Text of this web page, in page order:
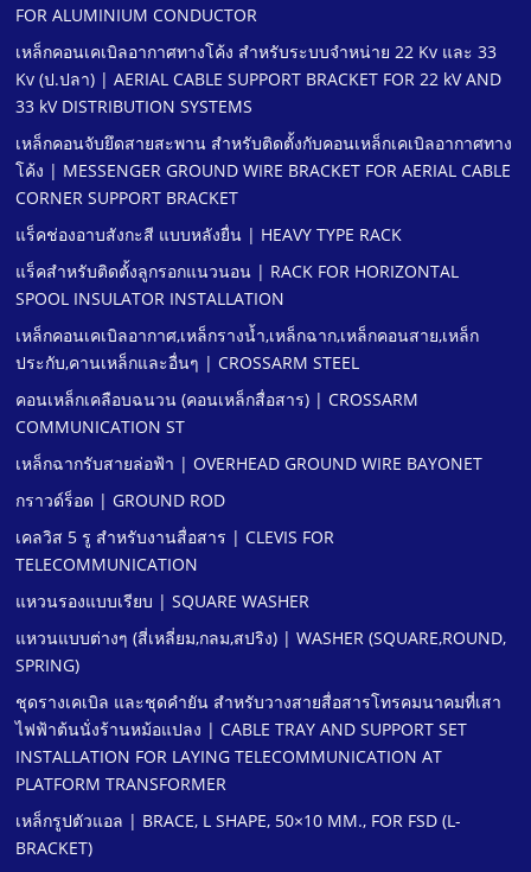
FOR ALUMINIUM CONDUCTOR
เหล็กคอนเคเบิลอากาศทางโค้ง สําหรับระบบจําหน่าย 22 Kv และ 33
Kv (ป.ปลา) | AERIAL CABLE SUPPORT BRACKET FOR 22 kV AND
33 kV DISTRIBUTION SYSTEMS
เหล็กคอนจับยึดสายสะพาน สําหรับติดตั้งกับคอนเหล็กเคเบิลอากาศทาง
โค้ง | MESSENGER GROUND WIRE BRACKET FOR AERIAL CABLE
CORNER SUPPORT BRACKET
แร็คช่องอาบสังกะสี แบบหลังยื่น | HEAVY TYPE RACK
แร็คสําหรับติดตั้งลูกรอกแนวนอน | RACK FOR HORIZONTAL
SPOOL INSULATOR INSTALLATION
เหล็กคอนเคเบิลอากาศ,เหล็กรางนํ้า,เหล็กฉาก,เหล็กคอนสาย,เหล็ก
ประกับ,คานเหล็กและอื่นๆ | CROSSARM STEEL
คอนเหล็กเคลือบฉนวน (คอนเหล็กสื่อสาร) | CROSSARM
COMMUNICATION ST
เหล็กฉากรับสายล่อฟ้า | OVERHEAD GROUND WIRE BAYONET
กราวด์ร็อด | GROUND ROD
เคลวิส 5 รู สําหรับงานสื่อสาร | CLEVIS FOR
TELECOMMUNICATION
แหวนรองแบบเรียบ | SQUARE WASHER
แหวนแบบต่างๆ (สี่เหลี่ยม,กลม,สปริง) | WASHER (SQUARE,ROUND,
SPRING)
ชุดรางเคเบิล และชุดคํายัน สําหรับวางสายสื่อสารโทรคมนาคมที่เสา
ไฟฟ้าต้นนั่งร้านหม้อแปลง | CABLE TRAY AND SUPPORT SET
INSTALLATION FOR LAYING TELECOMMUNICATION AT
PLATFORM TRANSFORMER
เหล็กรูปตัวแอล | BRACE, L SHAPE, 50×10 MM., FOR FSD (L-
BRACKET)